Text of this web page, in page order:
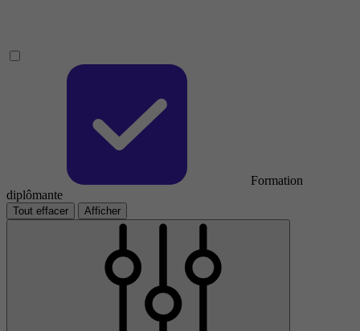
Formation
diplômante
Tout effacer Afficher